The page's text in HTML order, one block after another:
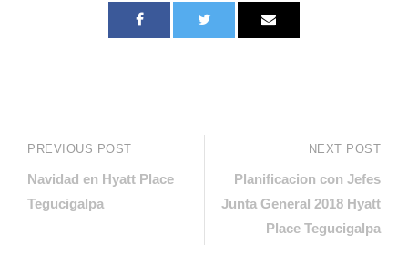
PREVIOUS POST
Navidad en Hyatt Place
Tegucigalpa
NEXT POST
Planificacion con Jefes
Junta General 2018 Hyatt
Place Tegucigalpa